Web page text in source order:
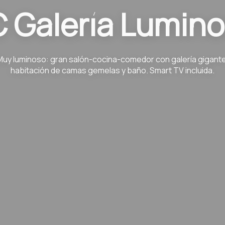
Galería
luminoso: gran salón-cocina-comedor con galería
habitación de camas gemelas y baño. Smart TV incluida.